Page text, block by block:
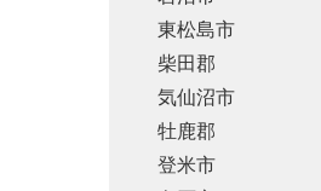
東松島市
柴田郡
気仙沼市
牡鹿郡
登米市